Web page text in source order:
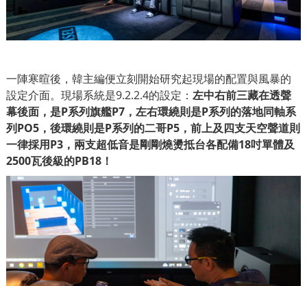
一陣寒暄後，韓主編便立刻開始研究起現場的配置與風暴的
設定介面。現場系統是9.2.2.4的設定： 左中右前三藏在透聲
幕後面，是P系列旗艦P7，左右環繞則是P系列的落地同軸系
列PO5，後環繞則是P系列的二哥P5，前上及四支天空聲道則
一律採用P3，兩支超低音是剛剛燒燙抵台各配備18吋單體及
2500瓦後級的PB18！